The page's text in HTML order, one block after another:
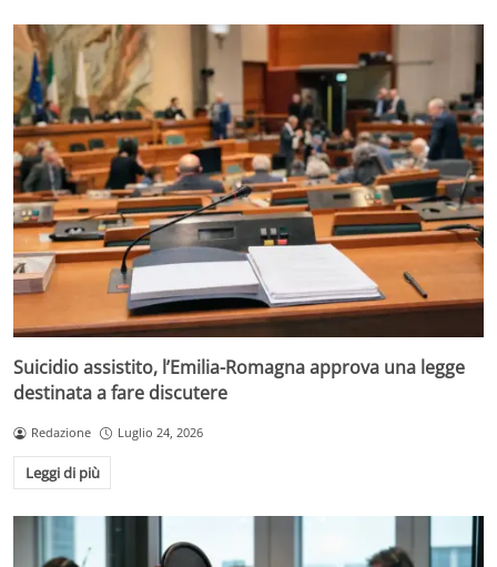
Suicidio assistito, l’Emilia-Romagna approva una legge
destinata a fare discutere
Redazione Luglio 24, 2026
Leggi di più